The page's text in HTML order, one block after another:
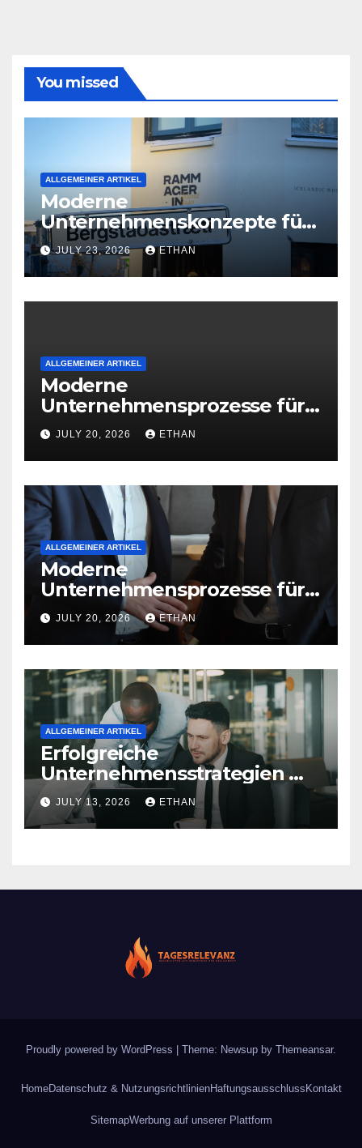
You missed
ALLGEMEINER ARTIKEL
Moderne
Unternehmenskonzepte für
wirtschaftliche
Organisationsreife
JULY 23, 2026 ETHAN
ALLGEMEINER ARTIKEL
Moderne
Unternehmensprozesse für
nachhaltige
Betriebsentwicklung
JULY 20, 2026 ETHAN
ALLGEMEINER ARTIKEL
Moderne
Unternehmensprozesse für
nachhaltige
Strukturentwicklung
JULY 20, 2026 ETHAN
ALLGEMEINER ARTIKEL
Erfolgreiche
Unternehmensstrategien mit
nachhaltiger Wirkung
JULY 13, 2026 ETHAN
Proudly powered by WordPress Theme: Newsup by Themeansar.
HomeDatenschutz & NutzungsrichtlinienHaftungsausschluss Kontakt
SitemapWerbung auf unserer Plattform